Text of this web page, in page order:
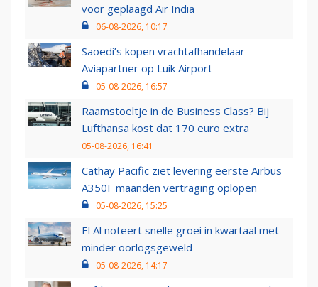
voor geplaagd Air India
06-08-2026, 10:17
Saoedi’s kopen vrachtafhandelaar
Aviapartner op Luik Airport
05-08-2026, 16:57
Raamstoeltje in de Business Class? Bij
Lufthansa kost dat 170 euro extra
05-08-2026, 16:41
Cathay Pacific ziet levering eerste Airbus
A350F maanden vertraging oplopen
05-08-2026, 15:25
El Al noteert snelle groei in kwartaal met
minder oorlogsgeweld
05-08-2026, 14:17